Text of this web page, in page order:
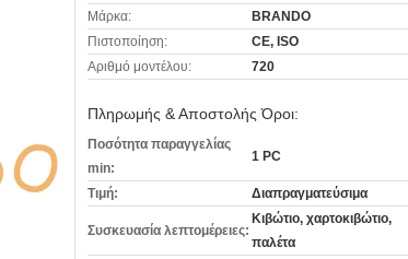
Μάρκα:
BRANDO
Πιστοποίηση:
CE, ISO
Αριθμό μοντέλου:
720
Πληρωμής & Αποστολής Όροι:
Ποσότητα παραγγελίας
min:
1 PC
Τιμή: Διαπραγματεύσιμα
Συσκευασία λεπτομέρειες:
Κιβώτιο, χαρτοκιβώτιο,
παλέτα